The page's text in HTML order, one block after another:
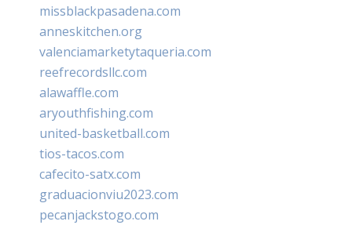
missblackpasadena.com
anneskitchen.org
valenciamarketytaqueria.com
reefrecordsllc.com
alawaffle.com
aryouthfishing.com
united-basketball.com
tios-tacos.com
cafecito-satx.com
graduacionviu2023.com
pecanjackstogo.com